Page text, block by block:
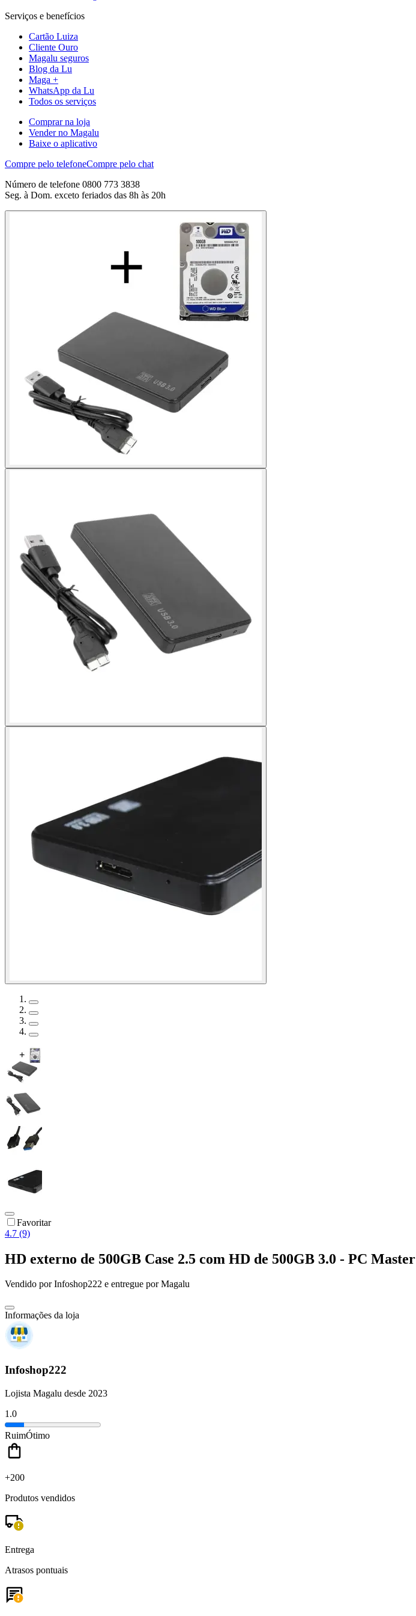
Serviços e benefícios
Cartão Luiza
Cliente Ouro
Magalu seguros
Blog da Lu
Maga +
WhatsApp da Lu
Todos os serviços
Comprar na loja
Vender no Magalu
Baixe o aplicativo
Compre pelo telefoneCompre pelo chat
Número de telefone 0800 773 3838
Seg. à Dom. exceto feriados das 8h às 20h
Favoritar
4.7 (9)
HD externo de 500GB Case 2.5 com HD de 500GB 3.0 - PC Master
Vendido porInfoshop222 e entregue por Magalu
Informações da loja
Infoshop222
Lojista Magalu desde 2023
1.0
RuimÓtimo
+200
Produtos vendidos
Entrega
Atrasos pontuais